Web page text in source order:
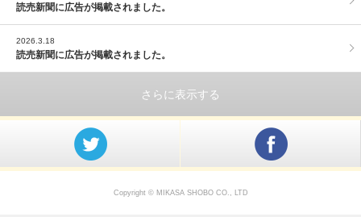
読売新聞に広告が掲載されました。
2026.3.18
読売新聞に広告が掲載されました。
さらに表示する
@mikasashoboさんをフォローFacebook
Copyright © MIKASA SHOBO CO., LTD